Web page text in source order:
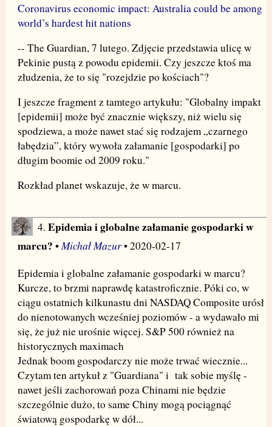
Coronavirus economic impact: Australia could be among
world’s hardest hit nations
-- The Guardian, 7 lutego. Zdjęcie przedstawia ulicę w
Pekinie pustą z powodu epidemii. Czy jeszcze ktoś ma
złudzenia, że to się "rozejdzie po kościach"?
I jeszcze fragment z tamtego artykułu: "Globalny impakt
[epidemii] może być znacznie większy, niż wielu się
spodziewa, a może nawet stać się rodzajem „czarnego
łabędzia”, który wywoła załamanie [gospodarki] po
długim boomie od 2009 roku."
Rozkład planet wskazuje, że w marcu.
4. Epidemia i globalne załamanie gospodarki w
marcu? •Michał Mazur• 2020-02-17
Epidemia i globalne załamanie gospodarki w marcu?
Kurcze, to brzmi naprawdę katastroficznie. Póki co, w
ciągu ostatnich kilkunastu dni NASDAQ Composite urósł
do nienotowanych wcześniej poziomów - a wydawało mi
się, że już nie urośnie więcej. S&P 500 również na
historycznych maximach
Jednak boom gospodarczy nie może trwać wiecznie...
Czytam ten artykuł z "Guardiana" i tak sobie myślę -
nawet jeśli zachorowań poza Chinami nie będzie
szczególnie dużo, to same Chiny mogą pociągnąć
światową gospodarkę w dół...